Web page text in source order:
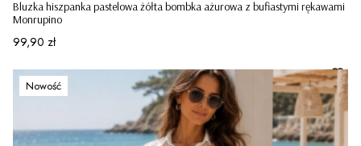
Bluzka hiszpanka pastelowa żółta bombka ażurowa z bufiastymi rękawami
Monrupino
Cena
99,90 zł
Nowość